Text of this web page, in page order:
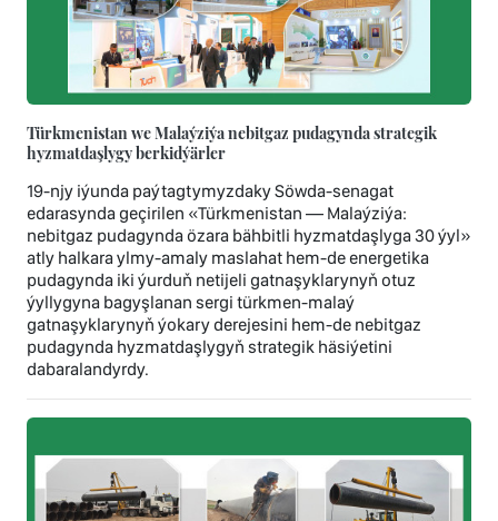
Türkmenistan we Malaýziýa nebitgaz pudagynda strategik
hyzmatdaşlygy berkidýärler
19-njy iýunda paýtagtymyzdaky Söwda-senagat
edarasynda geçirilen «Türkmenistan — Malaýziýa:
nebitgaz pudagynda özara bähbitli hyzmatdaşlyga 30 ýyl»
atly halkara ylmy-amaly maslahat hem-de energetika
pudagynda iki ýurduň netijeli gatnaşyklarynyň otuz
ýyllygyna bagyşlanan sergi türkmen-malaý
gatnaşyklarynyň ýokary derejesini hem-de nebitgaz
pudagynda hyzmatdaşlygyň strategik häsiýetini
dabaralandyrdy.